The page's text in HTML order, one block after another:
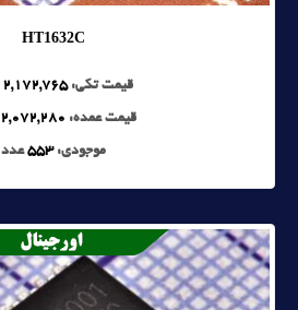
HT1632C
قیمت تکی:2,172,765
قیمت عمده: 2,072,280
موجودی:553عدد